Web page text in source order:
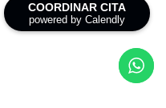
COORDINAR CITA
powered by Calendly